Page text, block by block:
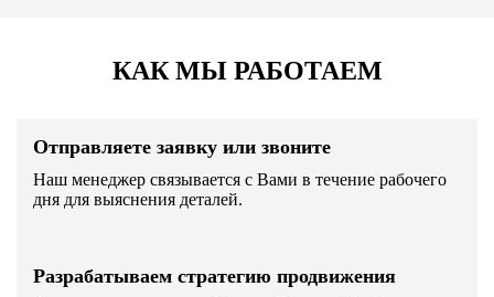
КАК МЫ РАБОТАЕМ
Отправляете заявку или звоните
Наш менеджер связывается с Вами в течение рабочего
дня для выяснения деталей.
Разрабатываем стратегию продвижения